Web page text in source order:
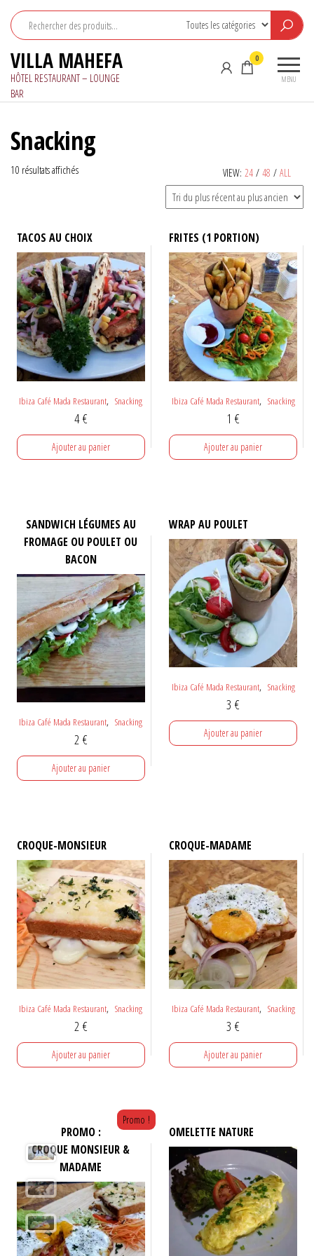
contenu
VILLA MAHEFA
HÔTEL RESTAURANT – LOUNGE
BAR
MENU
0
Snacking
VIEW: 24 / 48 / ALL
10 résultats affichésTrié
au
plus
ancien
TACOS AU CHOIX
Ibiza Café Mada Restaurant, Snacking
4€
Ajouter au panier
FRITES (1 PORTION)
Ibiza Café Mada Restaurant, Snacking
1€
Ajouter au panier
SANDWICH LÉGUMES AU
FROMAGE OU POULET OU
BACON
Ibiza Café Mada Restaurant, Snacking
2€
Ajouter au panier
WRAP AU POULET
Ibiza Café Mada Restaurant, Snacking
3€
Ajouter au panier
CROQUE-MONSIEUR
Ibiza Café Mada Restaurant, Snacking
2€
Ajouter au panier
CROQUE-MADAME
Ibiza Café Mada Restaurant, Snacking
3€
Ajouter au panier
Promo !
PROMO :
CROQUE MONSIEUR &
MADAME
OMELETTE NATURE